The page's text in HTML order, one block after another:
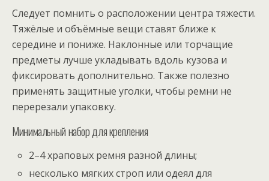
Следует помнить о расположении центра тяжести.
Тяжёлые и объёмные вещи ставят ближе к
середине и пониже. Наклонные или торчащие
предметы лучше укладывать вдоль кузова и
фиксировать дополнительно. Также полезно
применять защитные уголки, чтобы ремни не
перерезали упаковку.
Минимальный набор для крепления
2–4 храповых ремня разной длины;
несколько мягких строп или одеял для